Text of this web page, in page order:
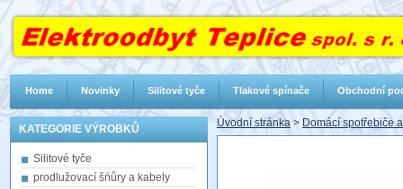
KATEGORIE VÝROBKŮ
Silitové tyče
prodlužovací šńůry a kabely
Úvodní stránka > Domácí spotřebiče
Home Novinky Silitové tyče Tlakové spínače Obchodní